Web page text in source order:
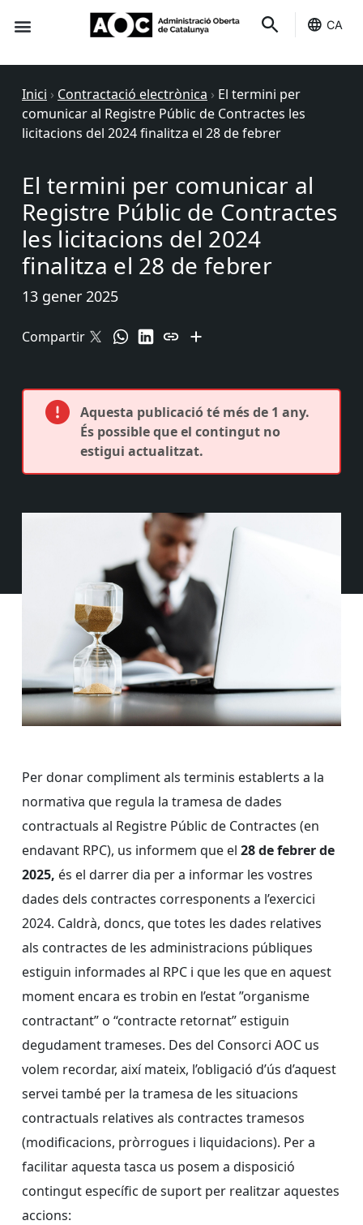
CA
Inici › Contractació electrònica › El termini per
comunicar al Registre Públic de Contractes les
licitacions del 2024 finalitza el 28 de febrer
El termini per comunicar al
Registre Públic de Contractes
les licitacions del 2024
finalitza el 28 de febrer
13 gener 2025
Compartir
Aquesta publicació té més de 1 any.
És possible que el contingut no
estigui actualitzat.
Per donar compliment als terminis establerts a la
normativa que regula la tramesa de dades
contractuals al Registre Públic de Contractes (en
endavant RPC), us informem que el 28 de febrer de
2025, és el darrer dia per a informar les vostres
dades dels contractes corresponents a l’exercici
2024. Caldrà, doncs, que totes les dades relatives
als contractes de les administracions públiques
estiguin informades al RPC i que les que en aquest
moment encara es trobin en l’estat ”organisme
contractant” o “contracte retornat” estiguin
degudament trameses. Des del Consorci AOC us
volem recordar, així mateix, l’obligació d’ús d’aquest
servei també per la tramesa de les situacions
contractuals relatives als contractes tramesos
(modificacions, pròrrogues i liquidacions). Per a
facilitar aquesta tasca us posem a disposició
contingut específic de suport per realitzar aquestes
accions: